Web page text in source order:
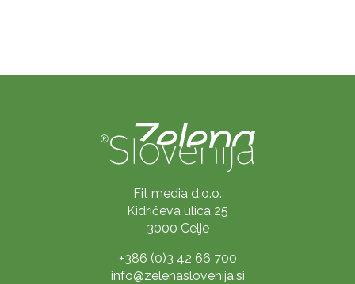
Fit media d.o.o.
Kidričeva ulica 25
3000 Celje
+386 (0)3 42 66 700
info@zelenaslovenija.si